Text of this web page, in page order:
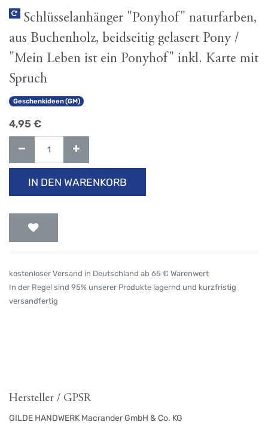
Schlüsselanhänger "Ponyhof" naturfarben,
aus Buchenholz, beidseitig gelasert Pony /
"Mein Leben ist ein Ponyhof" inkl. Karte mit
Spruch
Geschenkideen (GM)
4,95 €
IN DEN WARENKORB
kostenloser Versand in Deutschland ab 65 € Warenwert
In der Regel sind 95% unserer Produkte lagernd und kurzfristig
versandfertig
Hersteller / GPSR
GILDE HANDWERK Macrander GmbH & Co. KG